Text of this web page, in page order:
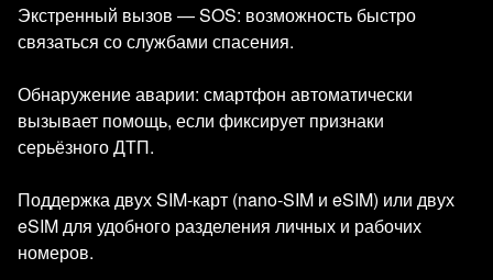
Экстренный вызов — SOS: возможность быстро
связаться со службами спасения.
Обнаружение аварии: смартфон автоматически
вызывает помощь, если фиксирует признаки
серьёзного ДТП.
Поддержка двух SIM‑карт (nano‑SIM и eSIM) или двух
eSIM для удобного разделения личных и рабочих
номеров.